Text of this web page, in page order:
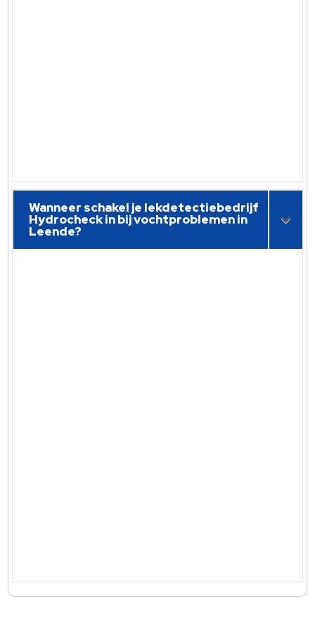
Wanneer schakel je lekdetectiebedrijf
Hydrocheck in bij vochtproblemen in
Leende?